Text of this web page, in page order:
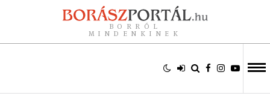
BORRÓL
MINDENKINEK